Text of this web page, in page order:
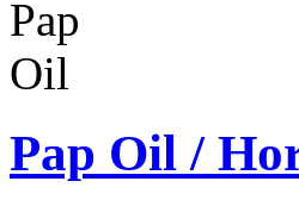
Pap Oil /